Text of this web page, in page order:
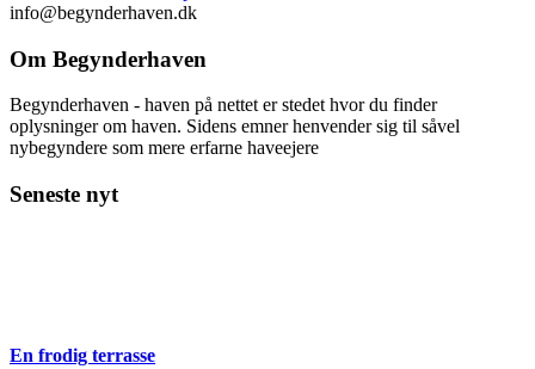
info@begynderhaven.dk
Om Begynderhaven
Begynderhaven - haven på nettet er stedet hvor du finder
oplysninger om haven. Sidens emner henvender sig til såvel
nybegyndere som mere erfarne haveejere
Seneste nyt
En frodig terrasse